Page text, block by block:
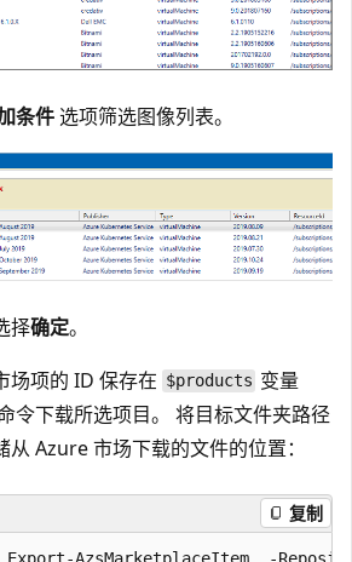
条件选项筛选图像列表。
择确定。
场项的 ID 保存在 $products 变量
令下载所选项目。 将目标文件夹路径
从 Azure 市场下载的文件的位置：
复制